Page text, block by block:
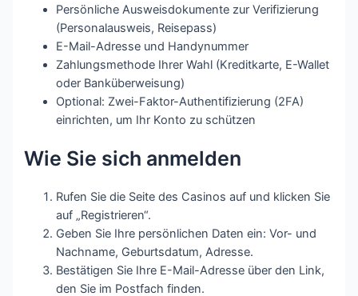
Persönliche Ausweisdokumente zur Verifizierung
(Personalausweis, Reisepass)
E-Mail-Adresse und Handynummer
Zahlungsmethode Ihrer Wahl (Kreditkarte, E-Wallet
oder Banküberweisung)
Optional: Zwei-Faktor-Authentifizierung (2FA)
einrichten, um Ihr Konto zu schützen
Wie Sie sich anmelden
Rufen Sie die Seite des Casinos auf und klicken Sie
auf „Registrieren“.
Geben Sie Ihre persönlichen Daten ein: Vor- und
Nachname, Geburtsdatum, Adresse.
Bestätigen Sie Ihre E-Mail-Adresse über den Link,
den Sie im Postfach finden.